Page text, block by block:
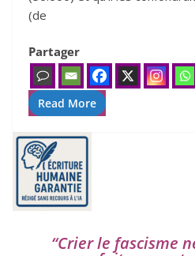
(de
Partager
Read More
“Crier le fas­cisme